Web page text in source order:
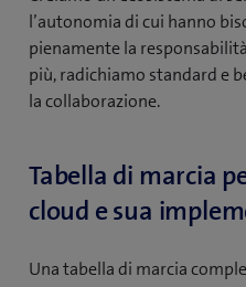
l’autonomia di cui hanno
pienamente la
più, radichiamo standard e
la collaborazione.
Tabella di marcia
cloud e sua
Una tabella di marcia